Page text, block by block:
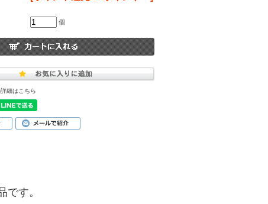
個
細はこちら
す。